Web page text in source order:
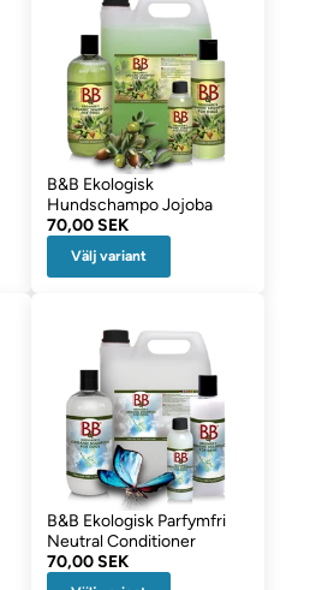
B&B Ekologisk
Hundschampo Jojoba
70,00 SEK
Välj variant
B&B Ekologisk Parfymfri
Neutral Conditioner
70,00 SEK